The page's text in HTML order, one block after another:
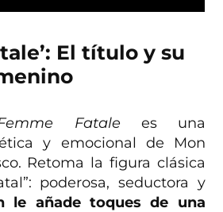
El título y su
Fatale es una
y emocional de Mon
Retoma la figura clásica
poderosa, seductora y
le añade toques de una